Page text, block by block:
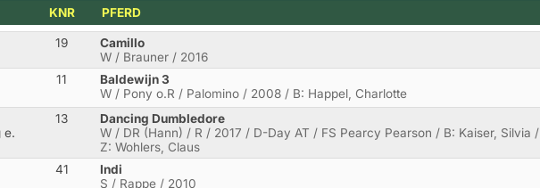
KNR PFERD
19
Camillo
W / Brauner / 2016
11
Baldewijn 3
W / Pony o.R / Palomino / 2008 / B: Happel, Charlotte
e.
13
Dancing Dumbledore
W / DR (Hann) / R / 2017 / D-Day AT / FS Pearcy Pearson / B: Kaiser, Silvia /
Z: Wohlers, Claus
41
Indi
S / Rappe / 2010